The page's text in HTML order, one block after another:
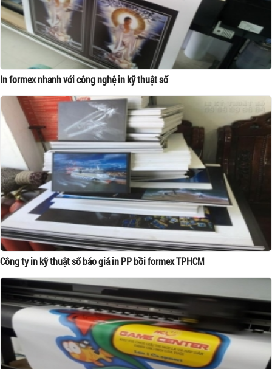
In formex nhanh với công nghệ in kỹ thuật số
Công ty in kỹ thuật số báo giá in PP bồi formex TPHCM